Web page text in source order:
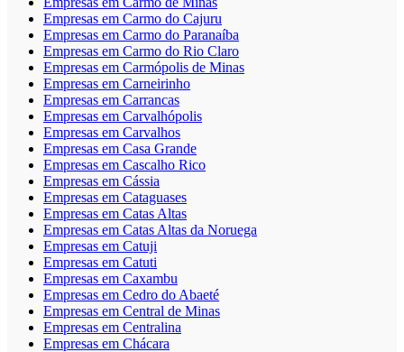
Empresas em Carmo do Cajuru
Empresas em Carmo do Paranaíba
Empresas em Carmo do Rio Claro
Empresas em Carmópolis de Minas
Empresas em Carneirinho
Empresas em Carrancas
Empresas em Carvalhópolis
Empresas em Carvalhos
Empresas em Casa Grande
Empresas em Cascalho Rico
Empresas em Cássia
Empresas em Cataguases
Empresas em Catas Altas
Empresas em Catas Altas da Noruega
Empresas em Catuji
Empresas em Catuti
Empresas em Caxambu
Empresas em Cedro do Abaeté
Empresas em Central de Minas
Empresas em Centralina
Empresas em Chácara